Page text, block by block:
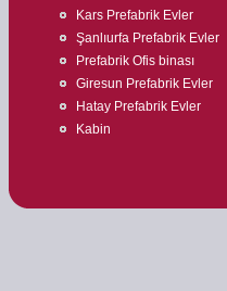
Kars Prefabrik Evler
Şanlıurfa Prefabrik Evler
Prefabrik Ofis binası
Giresun Prefabrik Evler
Hatay Prefabrik Evler
Kabin